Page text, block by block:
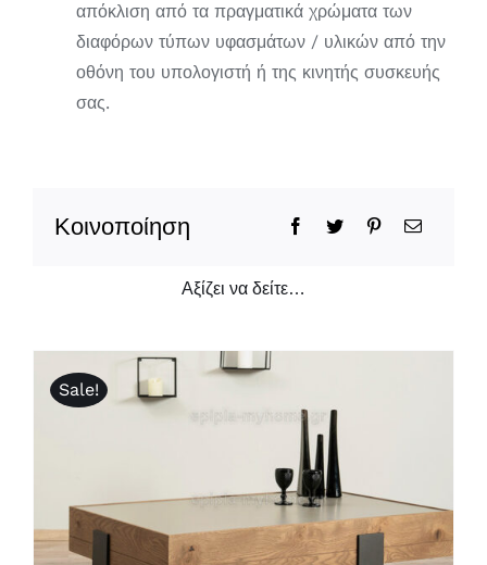
απόκλιση από τα πραγματικά χρώματα των
διαφόρων τύπων υφασμάτων / υλικών από την
οθόνη του υπολογιστή ή της κινητής συσκευής
σας.
Κοινοποίηση
Αξίζει να δείτε…
Sale!